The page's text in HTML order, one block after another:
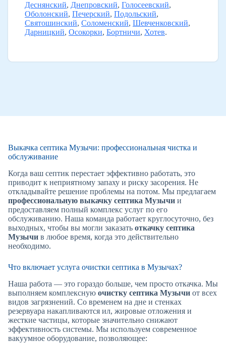
Деснянский, Днепровский, Голосеевский,
Оболонский, Печерский, Подольский,
Святошинский, Соломенский, Шевченковский,
Дарницкий, Осокорки, Бортничи, Хотев.
Выкачка септика Музычи: профессиональная чистка и
обслуживание
Когда ваш септик перестает эффективно работать, это
приводит к неприятному запаху и риску засорения. Не
откладывайте решение проблемы на потом. Мы предлагаем
профессиональную выкачку септика Музычи и
предоставляем полный комплекс услуг по его
обслуживанию. Наша команда работает круглосуточно, без
выходных, чтобы вы могли заказать откачку септика
Музычи в любое время, когда это действительно
необходимо.
Что включает услуга очистки септика в Музычах?
Наша работа — это гораздо больше, чем просто откачка. Мы
выполняем комплексную очистку септика Музычи от всех
видов загрязнений. Со временем на дне и стенках
резервуара накапливаются ил, жировые отложения и
жесткие частицы, которые значительно снижают
эффективность системы. Мы используем современное
вакуумное оборудование, позволяющее: